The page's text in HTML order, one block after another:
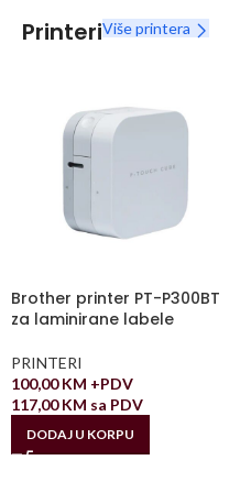
PrinteriViše printera
Brother printer PT-P300BT
za laminirane labele
PRINTERI
100,00KM +PDV
117,00KM sa PDV
DODAJ U KORPU